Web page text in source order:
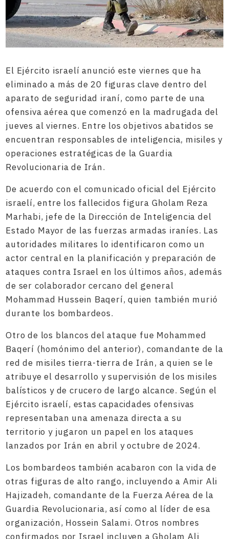
El Ejército israelí anunció este viernes que ha
eliminado a más de 20 figuras clave dentro del
aparato de seguridad iraní, como parte de una
ofensiva aérea que comenzó en la madrugada del
jueves al viernes. Entre los objetivos abatidos se
encuentran responsables de inteligencia, misiles y
operaciones estratégicas de la Guardia
Revolucionaria de Irán.
De acuerdo con el comunicado oficial del Ejército
israelí, entre los fallecidos figura Gholam Reza
Marhabi, jefe de la Dirección de Inteligencia del
Estado Mayor de las fuerzas armadas iraníes. Las
autoridades militares lo identificaron como un
actor central en la planificación y preparación de
ataques contra Israel en los últimos años, además
de ser colaborador cercano del general
Mohammad Hussein Baqerí, quien también murió
durante los bombardeos.
Otro de los blancos del ataque fue Mohammed
Baqerí (homónimo del anterior), comandante de la
red de misiles tierra-tierra de Irán, a quien se le
atribuye el desarrollo y supervisión de los misiles
balísticos y de crucero de largo alcance. Según el
Ejército israelí, estas capacidades ofensivas
representaban una amenaza directa a su
territorio y jugaron un papel en los ataques
lanzados por Irán en abril y octubre de 2024.
Los bombardeos también acabaron con la vida de
otras figuras de alto rango, incluyendo a Amir Ali
Hajizadeh, comandante de la Fuerza Aérea de la
Guardia Revolucionaria, así como al líder de esa
organización, Hossein Salami. Otros nombres
confirmados por Israel incluyen a Gholam Ali